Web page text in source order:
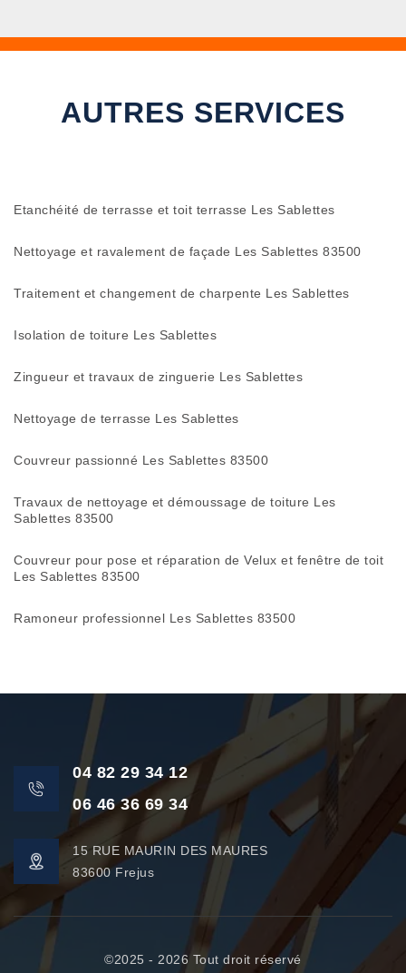
AUTRES SERVICES
Etanchéité de terrasse et toit terrasse Les Sablettes
Nettoyage et ravalement de façade Les Sablettes 83500
Traitement et changement de charpente Les Sablettes
Isolation de toiture Les Sablettes
Zingueur et travaux de zinguerie Les Sablettes
Nettoyage de terrasse Les Sablettes
Couvreur passionné Les Sablettes 83500
Travaux de nettoyage et démoussage de toiture Les
Sablettes 83500
Couvreur pour pose et réparation de Velux et fenêtre de toit
Les Sablettes 83500
Ramoneur professionnel Les Sablettes 83500
04 82 29 34 12
06 46 36 69 34
15 RUE MAURIN DES MAURES
83600 Frejus
©2025 - 2026 Tout droit réservé